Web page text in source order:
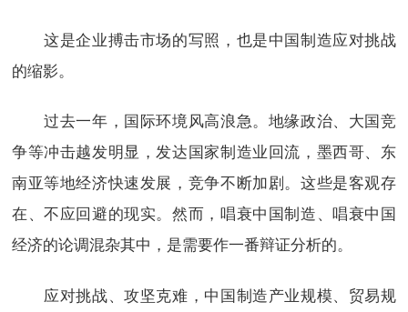
这是企业搏击市场的写照，也是中国制造应对挑战
的缩影。
过去一年，国际环境风高浪急。地缘政治、大国竞
争等冲击越发明显，发达国家制造业回流，墨西哥、东
南亚等地经济快速发展，竞争不断加剧。这些是客观存
在、不应回避的现实。然而，唱衰中国制造、唱衰中国
经济的论调混杂其中，是需要作一番辩证分析的。
应对挑战、攻坚克难，中国制造产业规模、贸易规